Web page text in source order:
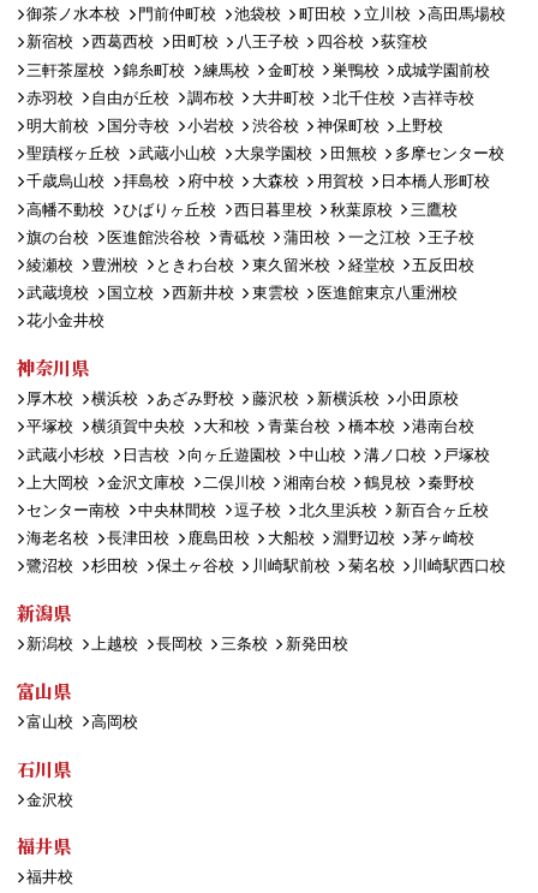
御茶ノ水本校 門前仲町校 池袋校 町田校 立川校
高田馬場校
新宿校
西葛西校 田町校 八王子校 四谷校
荻窪校
三軒茶屋校
錦糸町校 練馬校 金町校 巣鴨校
成城学園前校
赤羽校
自由が丘校 調布校 大井町校 北千住校
吉祥寺校
明大前校
国分寺校 小岩校 渋谷校 神保町校
上野校
聖蹟桜ヶ丘校
武蔵小山校 大泉学園校 田無校
多摩センター校
千歳烏山校
拝島校 府中校 大森校 用賀校
日本橋人形町校
高幡不動校
ひばりヶ丘校 西日暮里校 秋葉原校
三鷹校
旗の台校
医進館渋谷校 青砥校 蒲田校 一之江校
王子校
綾瀬校
豊洲校 ときわ台校 東久留米校 経堂校
五反田校
武蔵境校
国立校 西新井校 東雲校
医進館東京八重洲校
花小金井校
神奈川県
厚木校 横浜校 あざみ野校 藤沢校 新横浜校
小田原校
平塚校
横須賀中央校 大和校 青葉台校 橋本校
港南台校
武蔵小杉校
日吉校 向ヶ丘遊園校 中山校 溝ノ口校
戸塚校
上大岡校
金沢文庫校 二俣川校 湘南台校 鶴見校
秦野校
センター南校
中央林間校 逗子校 北久里浜校
新百合ヶ丘校
海老名校
長津田校 鹿島田校 大船校 淵野辺校
茅ヶ崎校
鷺沼校
杉田校 保土ヶ谷校 川崎駅前校 菊名校 川崎駅西口校
新潟県
新潟校 上越校 長岡校 三条校 新発田校
富山県
富山校 高岡校
石川県
金沢校
福井県
福井校